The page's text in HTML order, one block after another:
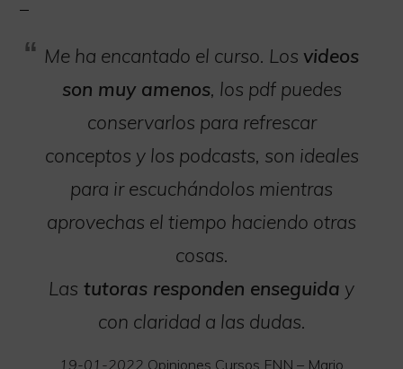
Me ha encantado el curso. Los videos
son muy amenos, los pdf puedes
conservarlos para refrescar
conceptos y los podcasts, son ideales
para ir escuchándolos mientras
aprovechas el tiempo haciendo otras
cosas.
Las tutoras responden enseguida y
con claridad a las dudas.
19-01-2022 Opiniones Cursos FNN – Mario